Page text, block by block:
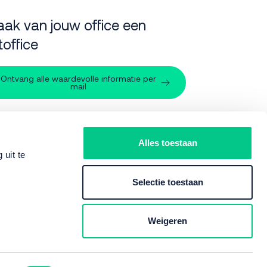
uit te
Alles toestaan
Selectie toestaan
Weigeren
van jouw office een
Ontvang alle waardevolle informatie per
mail